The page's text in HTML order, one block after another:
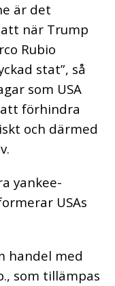
är det
när Trump
Rubio
stat”, så
som USA
förhindra
och därmed
yankee-
USAs
handel med
som tillämpas